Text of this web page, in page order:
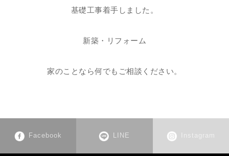
基礎工事着手しました。
新築・リフォーム
家のことなら何でもご相談ください。
Facebook LINE Instagram